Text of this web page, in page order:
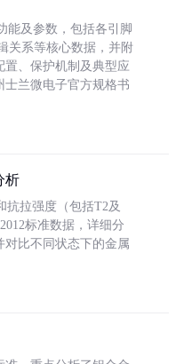
能及参数，包括各引脚
关系等核心数据，并附
置、保护机制及典型应
士兰微电子官方规格书
析
抗拉强度（包括T2及
标准数据，详细分
比不同状态下的金属